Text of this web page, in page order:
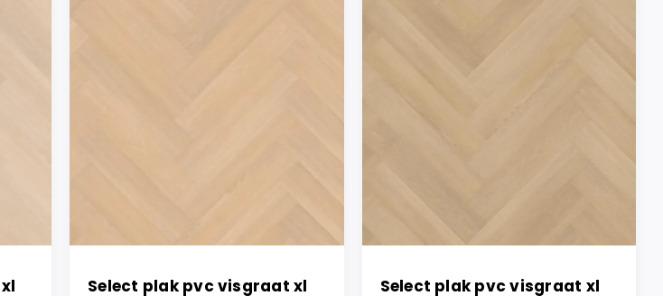
Select plak pvc visgraat xl
Select plak pvc visgraat xl